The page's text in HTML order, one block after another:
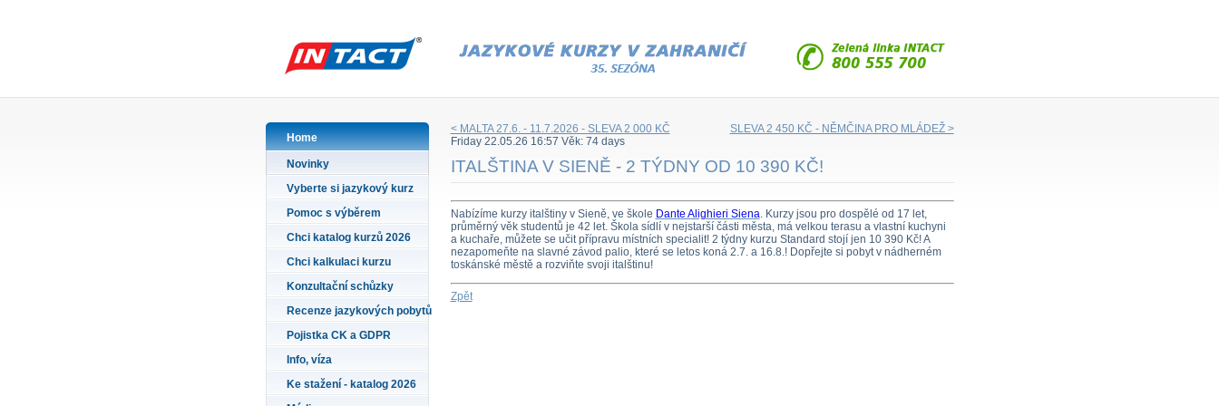
Home
Novinky
Vyberte si jazykový kurz
Pomoc s výběrem
Chci katalog kurzů 2026
Chci kalkulaci kurzu
Konzultační schůzky
Recenze jazykových pobytů
Pojistka CK a GDPR
Info, víza
Ke stažení - katalog 2026
SLEVA 2 450 KČ - NĚMČINA PRO MLÁDEŽ >
< MALTA 27.6. - 11.7.2026 - SLEVA 2 000 KČ
Friday 22.05.26 16:57 Věk: 74 days
ITALŠTINA V SIENĚ - 2 TÝDNY OD 10 390 KČ!
Nabízíme kurzy italštiny v Sieně, ve škole Dante Alighieri Siena . Kurzy jsou pro dospělé od 17 let,
průměrný věk studentů je 42 let. Škola sídlí v nejstarší části města, má velkou terasu a vlastní kuchyni
a kuchaře, můžete se učit přípravu místních specialit! 2 týdny kurzu Standard stojí jen 10 390 Kč! A
nezapomeňte na slavné závod palio, které se letos koná 2.7. a 16.8.! Dopřejte si pobyt v nádherném
toskánské městě a rozviňte svoji italštinu!
Zpět